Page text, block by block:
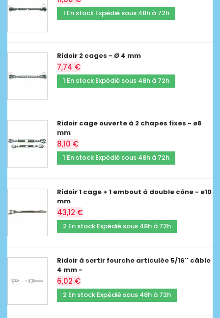
1 En stock Expédié sous 48h à 72h
Ridoir 2 cages - Ø 4 mm
7,74 €
1 En stock Expédié sous 48h à 72h
Ridoir cage ouverte à 2 chapes fixes - ø8
mm
8,10 €
1 En stock Expédié sous 48h à 72h
Ridoir 1 cage + 1 embout à double cône - ø10
mm
43,12 €
2 En stock Expédié sous 48h à 72h
Ridoir à sertir fourche articulée 5/16'' câble
4 mm -
6,02 €
2 En stock Expédié sous 48h à 72h